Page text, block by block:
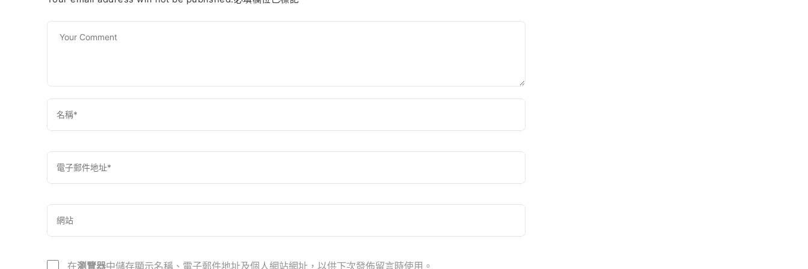
在瀏覽器中儲存顯示名稱、電子郵件地址及個人網站網址，以供下次發佈留言時使用。